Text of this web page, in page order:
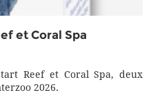
et Coral Spa
Reef et Coral Spa, deux
2026.